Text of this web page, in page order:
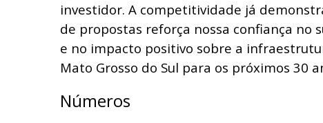
investidor. A competitividade já
de propostas reforça nossa confiança no
e no impacto positivo sobre a
Mato Grosso do Sul para os próximos 30
Números